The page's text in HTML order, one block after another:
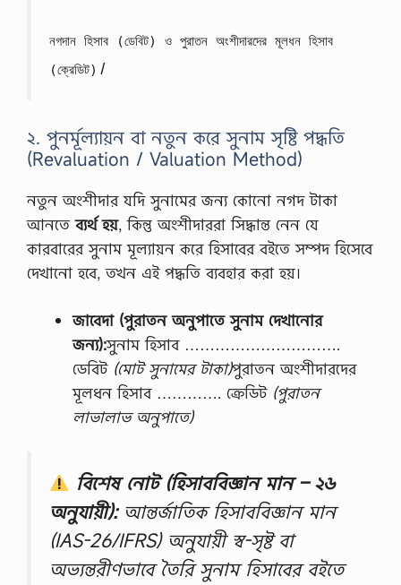
নগদান হিসাব (ডেবিট) ও পুরাতন অংশীদারদের মূলধন হিসাব
(ক্রেডিট) ।
২. পুনর্মূল্যায়ন বা নতুন করে সুনাম সৃষ্টি পদ্ধতি
(Revaluation / Valuation Method)
নতুন অংশীদার যদি সুনামের জন্য কোনো নগদ টাকা
আনতেব্যর্থ হয়, কিন্তু অংশীদাররা সিদ্ধান্ত নেন যে
কারবারের সুনাম মূল্যায়ন করে হিসাবের বইতে সম্পদ হিসেবে
দেখানো হবে, তখন এই পদ্ধতি ব্যবহার করা হয়।
জাবেদা (পুরাতন অনুপাতে সুনাম দেখানোর
জন্য):সুনাম হিসাব ………………………….
ডেবিট (মোট সুনামের টাকা)পুরাতন অংশীদারদের
মূলধন হিসাব …………. ক্রেডিট (পুরাতন
লাভালাভ অনুপাতে)
বিশেষ নোট (হিসাববিজ্ঞান মান – ২৬
অনুযায়ী):আন্তর্জাতিক হিসাববিজ্ঞান মান
(IAS-26/IFRS) অনুযায়ী স্ব-সৃষ্ট বা
অভ্যন্তরীণভাবে তৈরি সুনাম হিসাবের বইতে